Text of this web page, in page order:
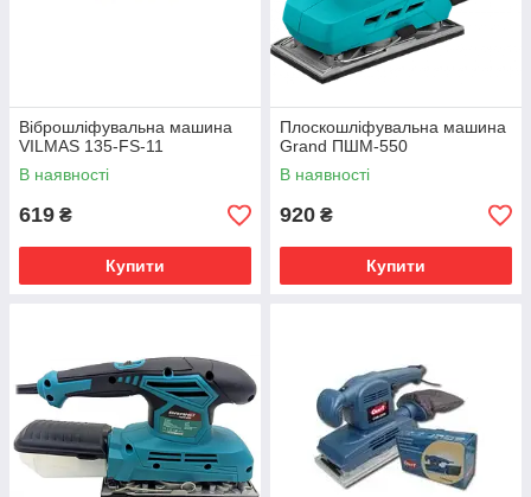
Віброшліфувальна машина
VILMAS 135-FS-11
В наявності
619 ₴
Купити
Плоскошліфувальна машина
Grand ПШМ-550
В наявності
920 ₴
Купити